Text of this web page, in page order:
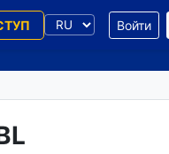
Войти